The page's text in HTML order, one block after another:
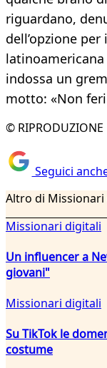
riguardano,
dell’opzione
latinoamericana
indossa un
motto: «Non
© RIPRODUZIONE
Seguici
Altro di
Missionari digitali
Un influencer a
giovani"
Missionari digitali
Su TikTok le
costume